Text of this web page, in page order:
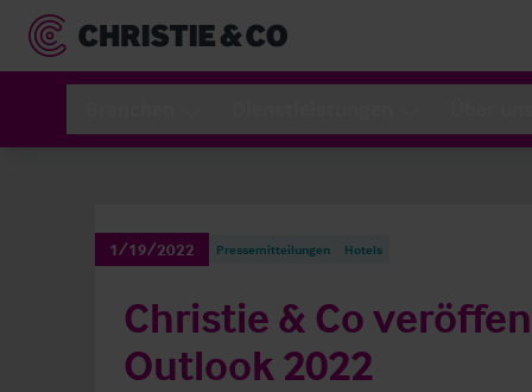
1/19/2022 Pressemitteilungen Hotels
Christie & Co
Outlook 2022